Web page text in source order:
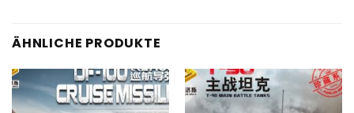
ÄHNLICHE PRODUKTE